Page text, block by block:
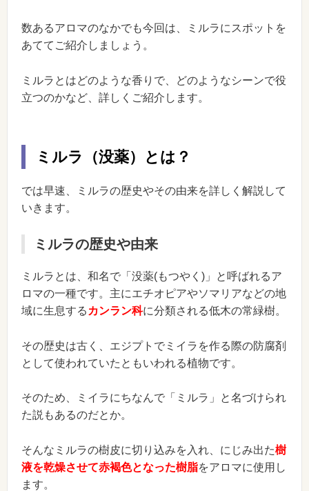
数あるアロマのなかでも今回は、ミルラにスポットを
あててご紹介しましょう。
ミルラとはどのような香りで、どのようなシーンで役
立つのかなど、詳しくご紹介します。
ミルラ（没薬）とは？
では早速、ミルラの歴史やその由来を詳しく解説して
いきます。
ミルラの歴史や由来
ミルラとは、和名で「没薬(もつやく)」と呼ばれるア
ロマの一種です。主にエチオピアやソマリアなどの地
域に生息する カンラン科に分類される低木の常緑樹。
その歴史は古く、エジプトでミイラを作る際の防腐剤
として使われていたともいわれる植物です。
そのため、ミイラにちなんで「ミルラ」と名づけられ
た説もあるのだとか。
そんなミルラの樹皮に切り込みを入れ、にじみ出た樹
液を乾燥させて赤褐色となった樹脂をアロマに使用し
ます。